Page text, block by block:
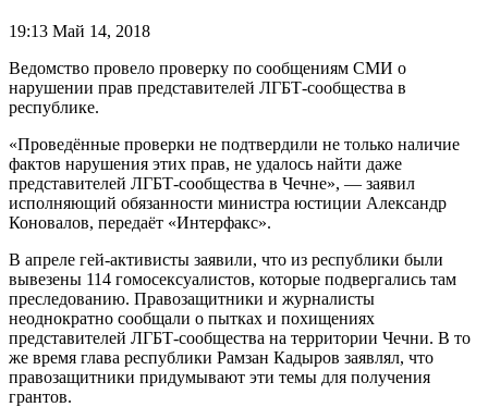
19:13 Май 14, 2018
Ведомство провело проверку по сообщениям СМИ о
нарушении прав представителей ЛГБТ-сообщества в
республике.
«Проведённые проверки не подтвердили не только наличие
фактов нарушения этих прав, не удалось найти даже
представителей ЛГБТ-сообщества в Чечне», — заявил
исполняющий обязанности министра юстиции Александр
Коновалов, передаёт «Интерфакс».
В апреле гей-активисты заявили, что из республики были
вывезены 114 гомосексуалистов, которые подвергались там
преследованию. Правозащитники и журналисты
неоднократно сообщали о пытках и похищениях
представителей ЛГБТ-сообщества на территории Чечни. В то
же время глава республики Рамзан Кадыров заявлял, что
правозащитники придумывают эти темы для получения
грантов.